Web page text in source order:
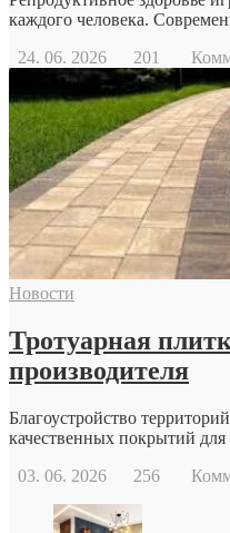
каждого человека.
24. 06. 2026
201
Новости
Тротуарная
производителя
Благоустройство
качественных покрытий
03. 06. 2026
256